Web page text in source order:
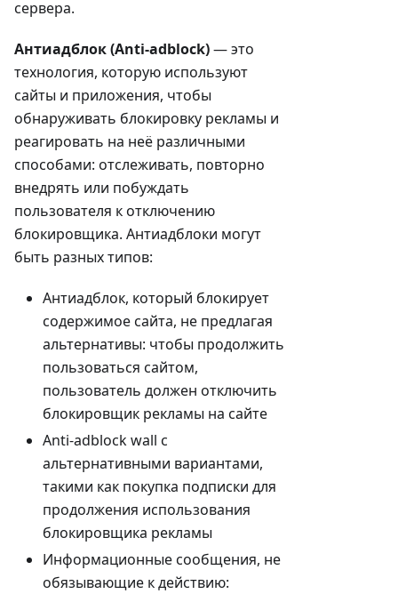
сервера.
Антиадблок (Anti-adblock)— это
технология, которую используют
сайты и приложения, чтобы
обнаруживать блокировку рекламы и
реагировать на неё различными
способами: отслеживать, повторно
внедрять или побуждать
пользователя к отключению
блокировщика. Антиадблоки могут
быть разных типов:
Антиадблок, который блокирует
содержимое сайта, не предлагая
альтернативы: чтобы продолжить
пользоваться сайтом,
пользователь должен отключить
блокировщик рекламы на сайте
Anti-adblock wall с
альтернативными вариантами,
такими как покупка подписки для
продолжения использования
блокировщика рекламы
Информационные сообщения, не
обязывающие к действию: